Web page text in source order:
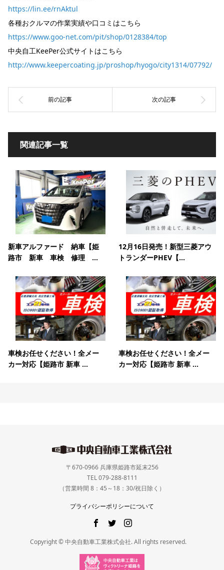
https://lin.ee/rnAktul
各種おクルマの作業実績や口コミはこちら
https://www.goo-net.com/pit/shop/0128384/top
中央自工KeePer公式サイトはこちら
http://www.keepercoating.jp/proshop/hyogo/city1314/07792/
関連記事一覧
新車アルファード 納車【姫
路市 新車 車検 修理 ...
12月16日発売！新型三菱アウ
トランダーPHEV【...
車検お任せください！全メー
カー対応【姫路市 新車 ...
車検お任せください！全メー
カー対応【姫路市 新車 ...
〒670-0966 兵庫県姫路市延末256
TEL 079-288-8111
（営業時間 8：45～18：30/祝日除く）
プライバシーポリシーについて
Copyright © 中央自動車工業株式会社. All rights reserved.